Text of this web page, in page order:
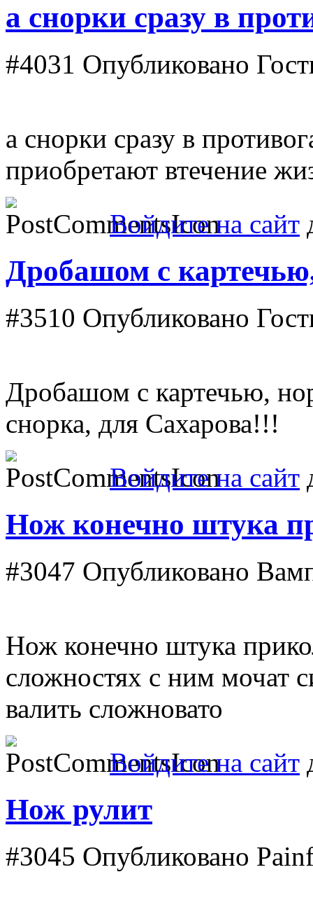
а снорки сразу в
#4031 Опубликовано
а снорки сразу в
приобретают втечение
Войдите на сайт
Дробашом с
#3510 Опубликовано
Дробашом с картечью,
снорка, для Сахарова!!!
Войдите на сайт
Нож конечно штука
#3047 Опубликовано
Нож конечно штука
сложностях с ним мочат
валить сложновато
Войдите на сайт
Нож рулит
#3045 Опубликовано